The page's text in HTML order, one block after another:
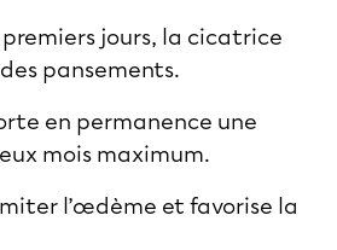
jours, la cicatrice
pansements.
en permanence une
mois maximum.
l’œdème et favorise la